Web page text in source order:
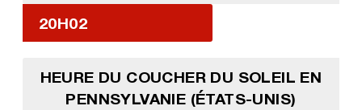
20H02
HEURE DU COUCHER DU SOLEIL EN
PENNSYLVANIE (ÉTATS-UNIS)